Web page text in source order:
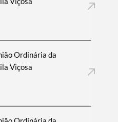
Ordinária da
Viçosa